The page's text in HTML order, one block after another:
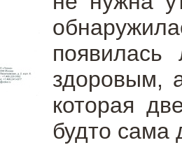
здоровым,
которая
будто сама